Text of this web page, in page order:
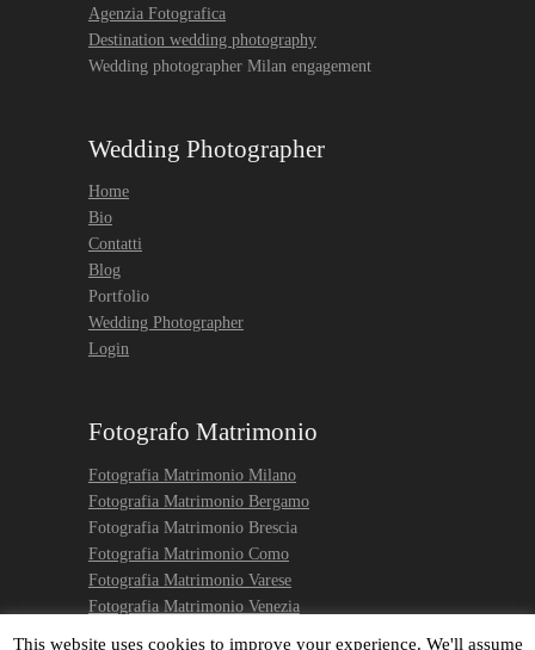
Agenzia Fotografica
Destination wedding photography
Wedding photographer Milan engagement
Wedding Photographer
Home
Bio
Contatti
Blog
Portfolio
Wedding Photographer
Login
Fotografo Matrimonio
Fotografia Matrimonio Milano
Fotografia Matrimonio Bergamo
Fotografia Matrimonio Brescia
Fotografia Matrimonio Como
Fotografia Matrimonio Varese
Fotografia Matrimonio Venezia
This website uses cookies to improve your experience. We'll assume